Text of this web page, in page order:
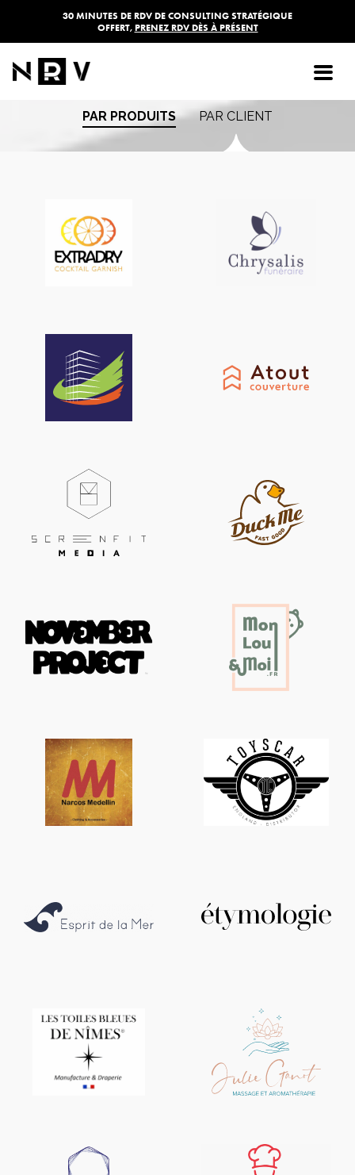
30 MINUTES DE RDV DE CONSULTING STRATÉGIQUE
OFFERT, PRENEZ RDV DÈS À PRÉSENT
Les réalisations de
l'agence NRV
PAR PRODUITS PAR CLIENT